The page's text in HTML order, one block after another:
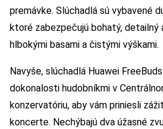
premávke. Slúchadlá sú vybavené
ktoré zabezpečujú bohatý, detailný
hlbokými basami a čistými výškami.
Navyše, slúchadlá Huawei
dokonalosti hudobníkmi v
konzervatóriu, aby vám priniesli
koncerte. Nechýbajú dva úžasné